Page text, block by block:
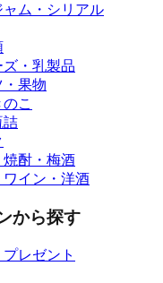
ャム・シリアル
ズ・乳製品
・果物
こ
詰
焼酎・梅酒
ワイン・洋酒
から探す
レゼント